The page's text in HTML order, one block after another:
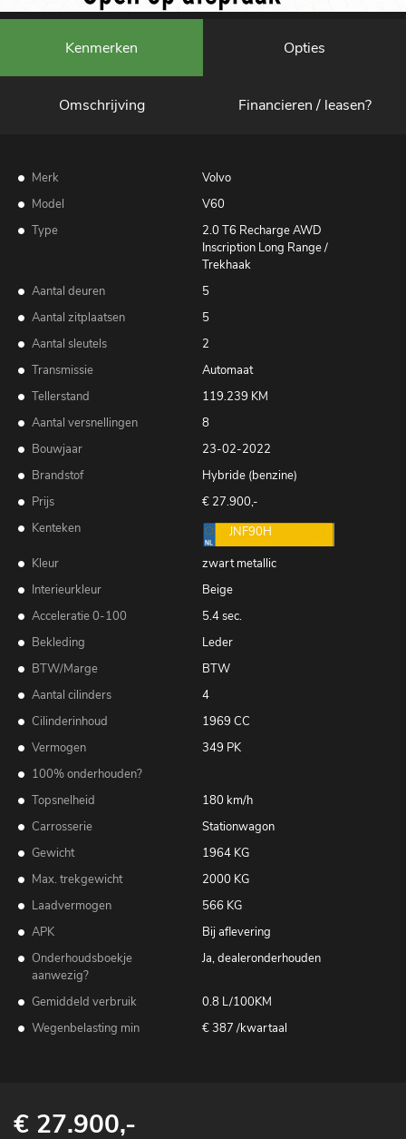
Kenmerken Opties
Omschrijving Financieren / leasen?
Merk
Volvo
Model
V60
Type
2.0 T6 Recharge AWD
Inscription Long Range /
Trekhaak
Aantal deuren
5
Aantal zitplaatsen
5
Aantal sleutels
2
Transmissie
Automaat
Tellerstand
119.239 KM
Aantal versnellingen
8
Bouwjaar
23-02-2022
Brandstof
Hybride (benzine)
Prijs
€ 27.900,-
Kenteken
JNF90H
Kleur
zwart metallic
Interieurkleur
Beige
Acceleratie 0-100
5.4 sec.
Bekleding
Leder
BTW/Marge
BTW
Aantal cilinders
4
Cilinderinhoud
1969 CC
Vermogen
349 PK
100% onderhouden?
Topsnelheid
180 km/h
Carrosserie
Stationwagon
Gewicht
1964 KG
Max. trekgewicht
2000 KG
Laadvermogen
566 KG
APK
Bij aflevering
Onderhoudsboekje
aanwezig?
Ja, dealeronderhouden
Gemiddeld verbruik
0.8 L/100KM
Wegenbelasting min
€ 387 /kwartaal
€ 27.900,-